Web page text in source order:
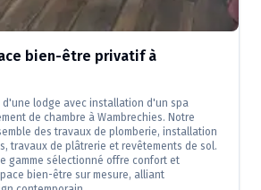
bien-être privatif à
d'une lodge avec installation d'un spa
de chambre à Wambrechies. Notre
des travaux de plomberie, installation
travaux de plâtrerie et revêtements de sol.
gamme sélectionné offre confort et
bien-être sur mesure, alliant